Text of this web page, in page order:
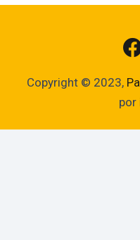
Copyright © 2023,
por